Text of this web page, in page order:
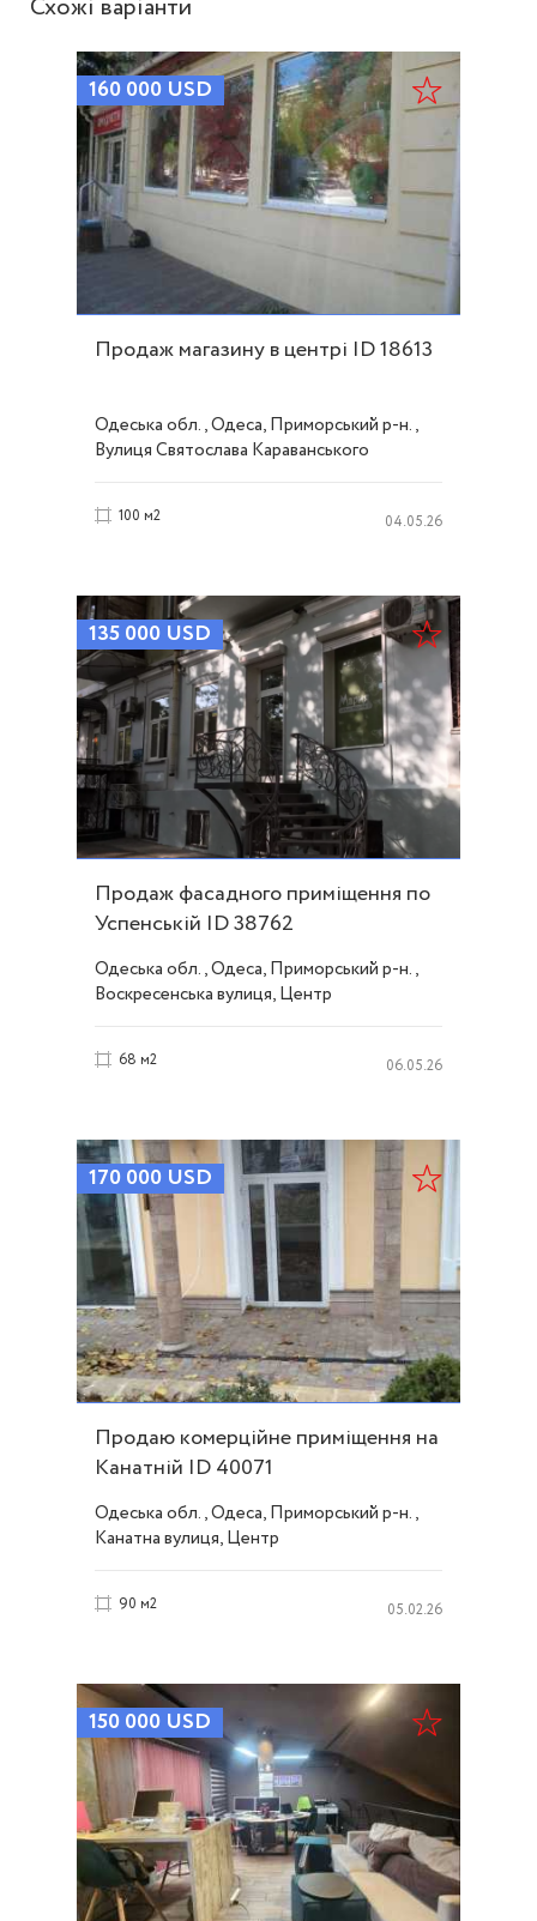
Схожі варіанти
160 000 USD
Продаж магазину в центрі ID 18613
Одеська обл., Одеса, Приморський р-н.,
Вулиця Святослава Караванського
100 м2 04.05.26
135 000 USD
Продаж фасадного приміщення по
Успенській ID 38762
Одеська обл., Одеса, Приморський р-н.,
Воскресенська вулиця, Центр
68 м2 06.05.26
170 000 USD
Продаю комерційне приміщення на
Канатній ID 40071
Одеська обл., Одеса, Приморський р-н.,
Канатна вулиця, Центр
90 м2 05.02.26
150 000 USD